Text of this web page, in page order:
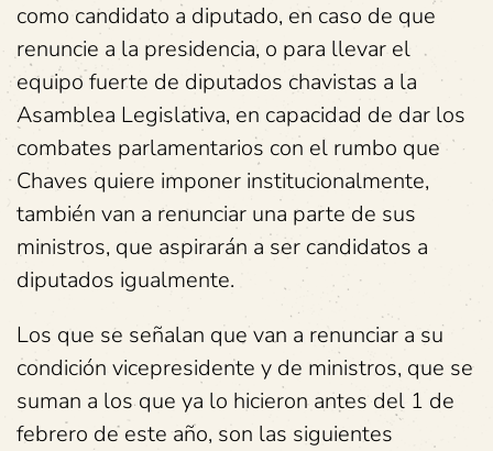
como candidato a diputado, en caso de que
renuncie a la presidencia, o para llevar el
equipo fuerte de diputados chavistas a la
Asamblea Legislativa, en capacidad de dar los
combates parlamentarios con el rumbo que
Chaves quiere imponer institucionalmente,
también van a renunciar una parte de sus
ministros, que aspirarán a ser candidatos a
diputados igualmente.
Los que se señalan que van a renunciar a su
condición vicepresidente y de ministros, que se
suman a los que ya lo hicieron antes del 1 de
febrero de este año, son las siguientes